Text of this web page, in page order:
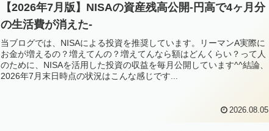
【2026年7月版】NISAの資産残高公開-円高で4ヶ月分
の生活費が消えた-
当ブログでは、NISAによる投資を推奨しています。リーマンA実際に
お金が増えるの？増えてんの？増えてんなら額はどんくらい？って人
のために、NISAを活用した投資の収益を毎月公開しています^^結論、
2026年7月末日時点の状況はこんな感じです...
2026.08.05